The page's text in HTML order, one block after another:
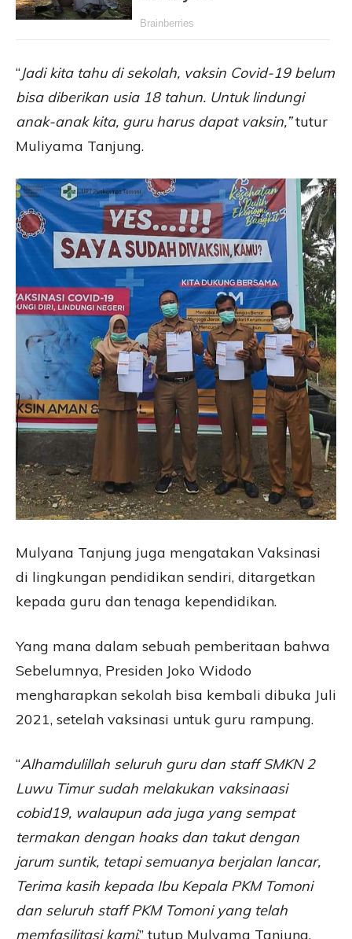
“Jadi kita tahu di sekolah, vaksin Covid-19 belum
bisa diberikan usia 18 tahun. Untuk lindungi
anak-anak kita, guru harus dapat vaksin,”tutur
Muliyama Tanjung.
Mulyana Tanjung juga mengatakan Vaksinasi
di lingkungan pendidikan sendiri, ditargetkan
kepada guru dan tenaga kependidikan.
Yang mana dalam sebuah pemberitaan bahwa
Sebelumnya, Presiden Joko Widodo
mengharapkan sekolah bisa kembali dibuka Juli
2021, setelah vaksinasi untuk guru rampung.
“Alhamdulillah seluruh guru dan staff SMKN 2
Luwu Timur sudah melakukan vaksinaasi
cobid19, walaupun ada juga yang sempat
termakan dengan hoaks dan takut dengan
jarum suntik, tetapi semuanya berjalan lancar,
Terima kasih kepada Ibu Kepala PKM Tomoni
dan seluruh staff PKM Tomoni yang telah
memfasilitasi kami,” tutup Mulyama Tanjung.